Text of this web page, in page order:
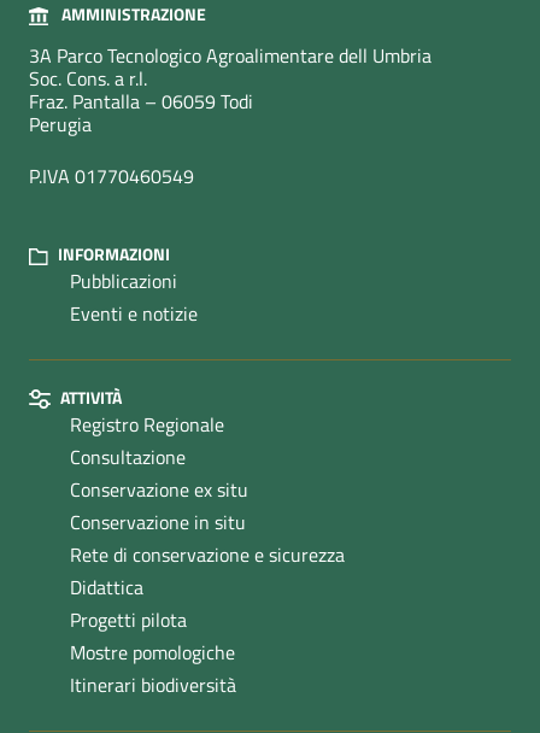
AMMINISTRAZIONE
3A Parco Tecnologico Agroalimentare dell Umbria
Soc. Cons. a r.l.
Fraz. Pantalla – 06059 Todi
Perugia
P.IVA 01770460549
INFORMAZIONI
Pubblicazioni
Eventi e notizie
ATTIVITÀ
Registro Regionale
Consultazione
Conservazione ex situ
Conservazione in situ
Rete di conservazione e sicurezza
Didattica
Progetti pilota
Mostre pomologiche
Itinerari biodiversità